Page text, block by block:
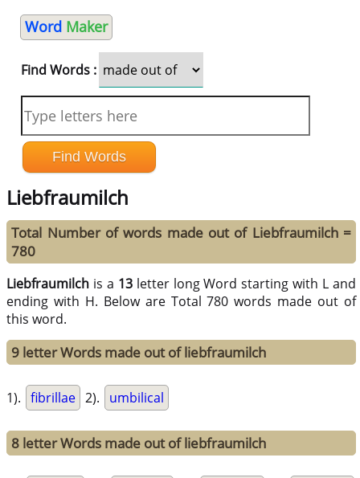
Word Maker
Find Words :
Liebfraumilch
Total Number of words made out of Liebfraumilch =
780
Liebfraumilch is a 13letter long Word starting with L and
ending with H. Below are Total 780 words made out of
this word.
9 letter Words made out of liebfraumilch
1). fibrillae 2). umbilical
8 letter Words made out of liebfraumilch